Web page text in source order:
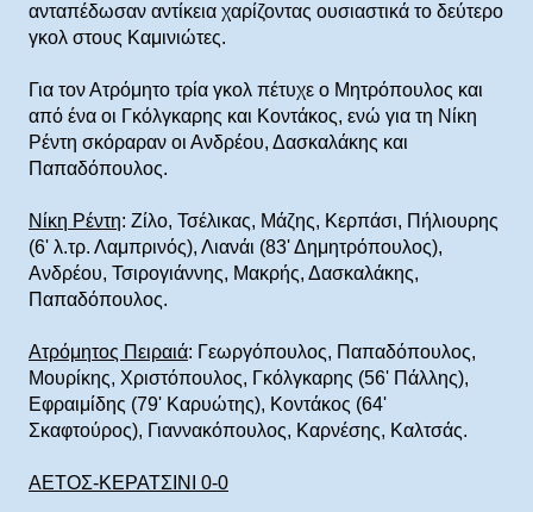
ανταπέδωσαν αντίκεια χαρίζοντας ουσιαστικά το δεύτερο
γκολ στους Καμινιώτες.
Για τον Ατρόμητο τρία γκολ πέτυχε ο Μητρόπουλος και
από ένα οι Γκόλγκαρης και Κοντάκος, ενώ για τη Νίκη
Ρέντη σκόραραν οι Ανδρέου, Δασκαλάκης και
Παπαδόπουλος.
Νίκη Ρέντη: Ζίλο, Τσέλικας, Μάζης, Κερπάσι, Πήλιουρης
(6' λ.τρ. Λαμπρινός), Λιανάι (83' Δημητρόπουλος),
Ανδρέου, Τσιρογιάννης, Μακρής, Δασκαλάκης,
Παπαδόπουλος.
Ατρόμητος Πειραιά: Γεωργόπουλος, Παπαδόπουλος,
Μουρίκης, Χριστόπουλος, Γκόλγκαρης (56' Πάλλης),
Εφραιμίδης (79' Καρυώτης), Κοντάκος (64'
Σκαφτούρος), Γιαννακόπουλος, Καρνέσης, Καλτσάς.
ΑΕΤΟΣ-ΚΕΡΑΤΣΙΝΙ 0-0